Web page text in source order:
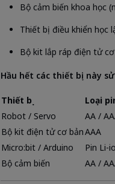
Bộ cảm biến khoa học
Thiết bị điều khiển học
Bộ kit lắp ráp điện tử
Hầu hết các thiết bị này
Thiết bị Loại
Robot / Servo
AA /
Bộ kit điện tử cơ bảnAAA
Micro:bit / Arduino
Pin Li-
Bộ cảm biến
AA /